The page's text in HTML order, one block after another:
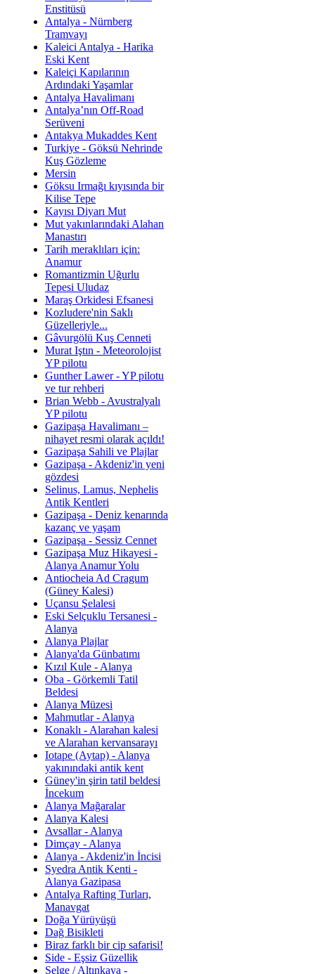
Enstitüsü
Antalya - Nürnberg
Tramvayı
Kaleici Antalya - Harika
Eski Kent
Kaleiçi Kapılarının
Ardındaki Yaşamlar
Antalya Havalimanı
Antalya’nın Off-Road
Serüveni
Antakya Mukaddes Kent
Turkiye - Göksü Nehrinde
Kuş Gözleme
Mersin
Göksu Irmağı kıyısında bir
Kilise Tepe
Kayısı Diyarı Mut
Mut yakınlarındaki Alahan
Manastırı
Tarih meraklıları için:
Anamur
Romantizmin Uğurlu
Tepesi Uludaz
Maraş Orkidesi Efsanesi
Kozludere'nin Saklı
Güzelleriyle...
Gâvurgölü Kuş Cenneti
Murat Iştın - Meteorolojist
YP pilotu
Gunther Lawer - YP pilotu
ve tur rehberi
Brian Webb - Avustralyalı
YP pilotu
Gazipaşa Havalimanı –
nihayet resmi olarak açıldı!
Gazipaşa Sahili ve Plajlar
Gazipaşa - Akdeniz'in yeni
gözdesi
Selinus, Lamus, Nephelis
Antik Kentleri
Gazipaşa - Deniz kenarında
kazanç ve yaşam
Gazipaşa - Sessiz Cennet
Gazipaşa Muz Hikayesi -
Alanya Anamur Yolu
Antiocheia Ad Cragum
(Güney Kalesi)
Uçansu Şelalesi
Eski Selçuklu Tersanesi -
Alanya
Alanya Plajlar
Alanya'da Günbatımı
Kızıl Kule - Alanya
Oba - Görkemli Tatil
Beldesi
Alanya Müzesi
Mahmutlar - Alanya
Konaklı - Alarahan kalesi
ve Alarahan kervansarayı
Iotape (Aytap) - Alanya
yakınındaki antik kent
Güney'in şirin tatil beldesi
İncekum
Alanya Mağaralar
Alanya Kalesi
Avsallar - Alanya
Dimçay - Alanya
Alanya - Akdeniz'in İncisi
Syedra Antik Kenti -
Alanya Gazipasa
Antalya Rafting Turları,
Manavgat
Doğa Yürüyüşü
Dağ Bisikleti
Biraz farklı bir cip safarisi!
Side - Eşsiz Güzellik
Selge / Altınkaya -